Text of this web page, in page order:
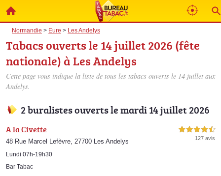
Normandie > Eure > Les Andelys
Tabacs ouverts le 14 juillet 2026 (fête
nationale) à Les Andelys
Cette page vous indique la liste de tous les tabacs ouverts le 14 juillet aux
Andelys.
2 buralistes ouverts le mardi 14 juillet 2026
A la Civette
48 Rue Marcel Lefèvre, 27700 Les Andelys
Lundi 07h-19h30
4,5 étoiles sur 5
127 avis
Bar Tabac